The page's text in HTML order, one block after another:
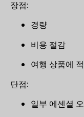
장점:
경량
비용 절감
여행 상품에
단점:
일부 에센셜